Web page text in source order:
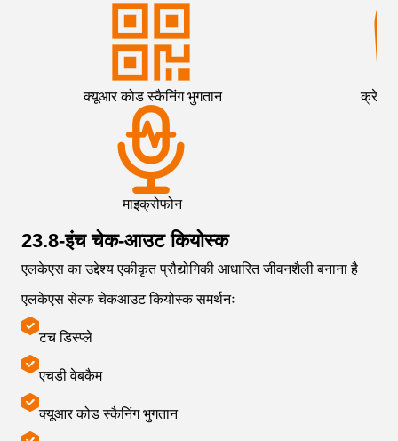
क्यूआर कोड स्कैनिंग भुगतान
माइक्रोफोन
23.8-इंच चेक-आउट कियोस्क
एलकेएस का उद्देश्य एकीकृत प्रौद्योगिकी आधारित जीवनशैली बनाना है
एलकेएस सेल्फ चेकआउट कियोस्क समर्थनः
टच डिस्प्ले
एचडी वेबकैम
क्यूआर कोड स्कैनिंग भुगतान